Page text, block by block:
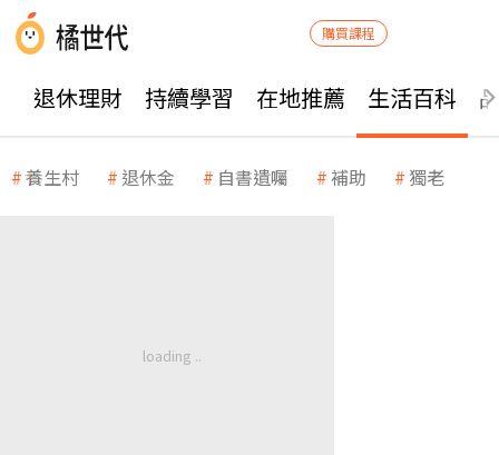
購買課程
退休理財 持續學習 在地推薦 生活百科
養生村 退休金 自書遺囑 補助 獨老